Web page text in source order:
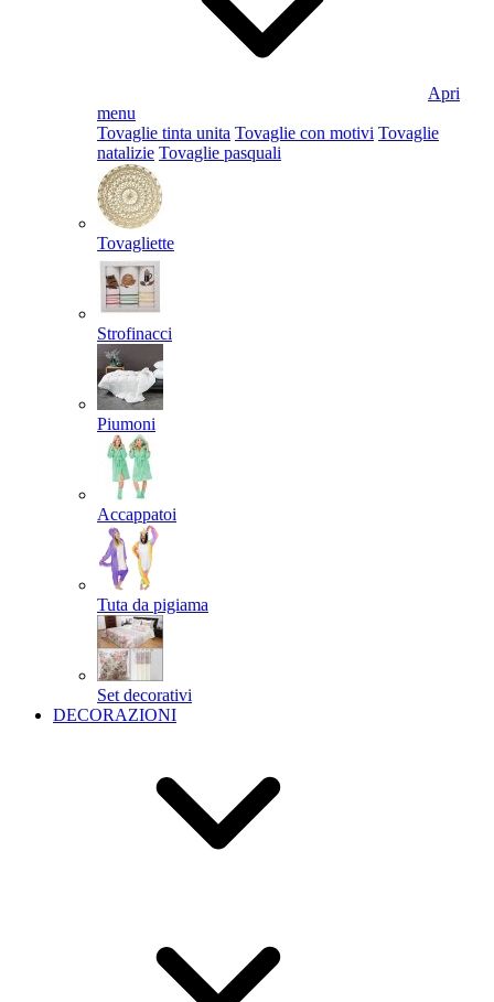
Apri
menu
Tovaglie tinta unita Tovaglie con motivi Tovaglie
natalizie Tovaglie pasquali
Tovagliette
Strofinacci
Piumoni
Accappatoi
Tuta da pigiama
Set decorativi
DECORAZIONI